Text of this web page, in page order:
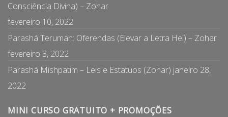
Consciência Divina) – Zohar
fevereiro 10, 2022
Parashá Terumah: Oferendas (Elevar a Letra Hei) – Zohar
fevereiro 3, 2022
Parashá Mishpatim – Leis e Estatuos (Zohar) janeiro 28,
2022
MINI CURSO GRATUITO + PROMOÇÕES